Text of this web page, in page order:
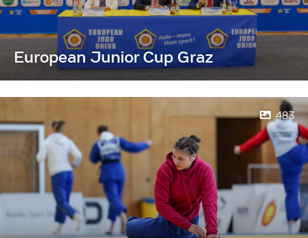
European Junior Cup Graz
483